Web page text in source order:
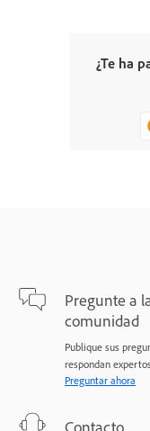
¿Te ha
Pregunte a
comunidad
Publique sus
respondan
Preguntar ahora
Contacto